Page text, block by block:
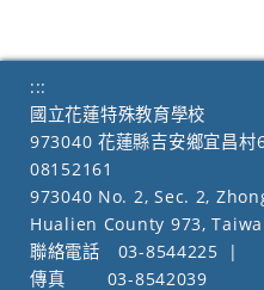
:::
國立花蓮特殊教育學校
973040 花蓮縣吉安鄉宜昌村
08152161
973040 No. 2, Sec. 2,
Hualien County 973,
聯絡電話
03-8544225
|
傳真
03-8542039